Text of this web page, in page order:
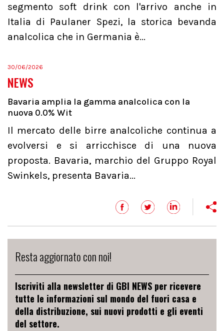
segmento soft drink con l'arrivo anche in
Italia di Paulaner Spezi, la storica bevanda
analcolica che in Germania è...
30/06/2026
NEWS
Bavaria amplia la gamma analcolica con la
nuova 0.0% Wit
Il mercato delle birre analcoliche continua a
evolversi e si arricchisce di una nuova
proposta. Bavaria, marchio del Gruppo Royal
Swinkels, presenta Bavaria...
Resta aggiornato con noi!
Iscriviti alla newsletter di GBI NEWS per ricevere
tutte le informazioni sul mondo del fuori casa e
della distribuzione, sui nuovi prodotti e gli eventi
del settore.